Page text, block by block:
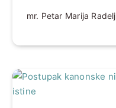
mr. Petar Marija Radelj